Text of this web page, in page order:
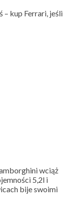
– kup Ferrari, jeśli
wciąż
5,2l i
bije swoimi